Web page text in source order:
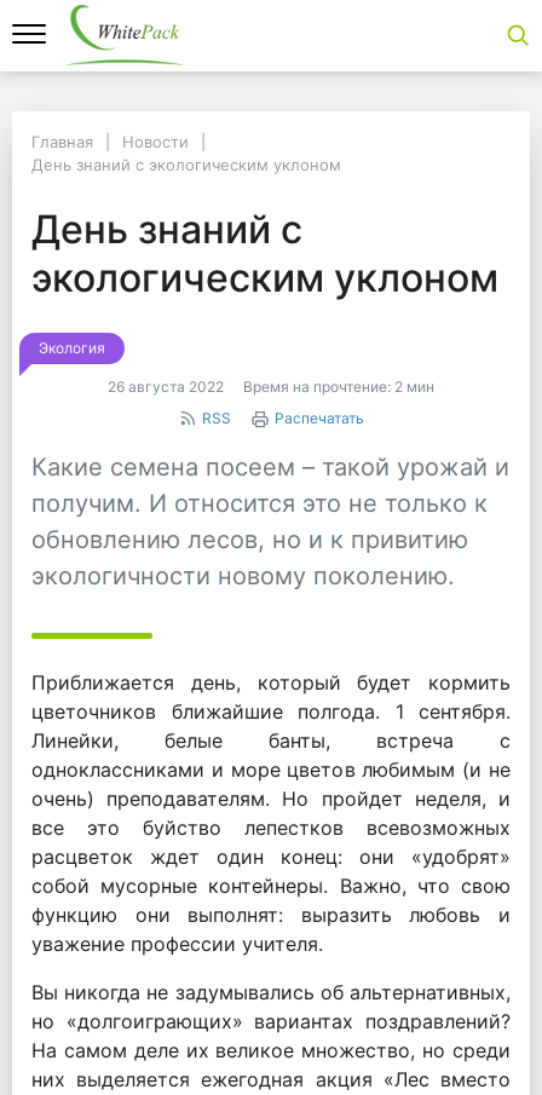
Новости
День знаний с экологическим уклоном
День знаний с
Главная
Новости
День знаний с экологическим уклоном
День знаний с
экологическим уклоном
Экология
26 августа 2022 Время на прочтение: 2 мин
RSS
Распечатать
Какие семена посеем – такой урожай и
получим. И относится это не только к
обновлению лесов, но и к привитию
экологичности новому поколению.
Приближается день, который будет кормить
цветочников ближайшие полгода. 1 сентября.
Линейки, белые банты, встреча с
одноклассниками и море цветов любимым (и не
очень) преподавателям. Но пройдет неделя, и
все это буйство лепестков всевозможных
расцветок ждет один конец: они «удобрят»
собой мусорные контейнеры. Важно, что свою
функцию они выполнят: выразить любовь и
уважение профессии учителя.
Вы никогда не задумывались об альтернативных,
но «долгоиграющих» вариантах поздравлений?
На самом деле их великое множество, но среди
них выделяется ежегодная акция «Лес вместо